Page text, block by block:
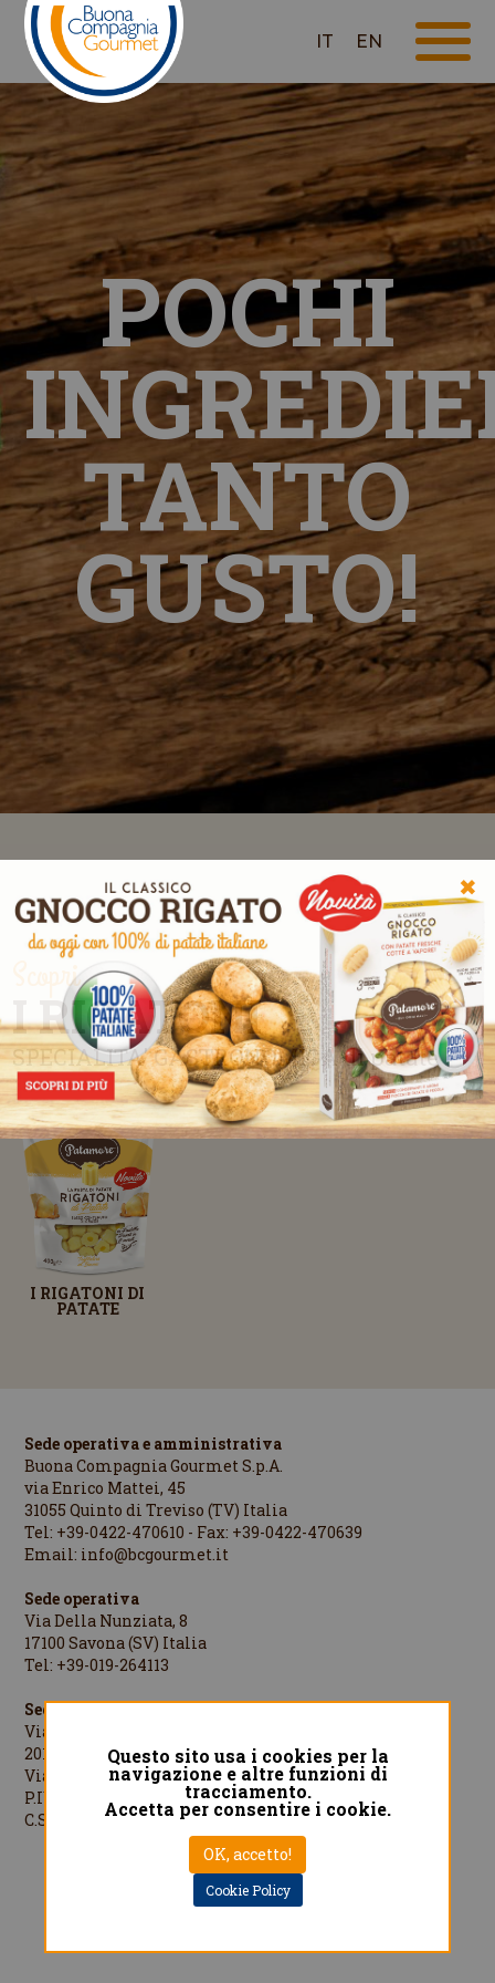
IT EN
✖
POCHI
TANTO
GUSTO!
Scopri
I RIGATONI
SPECIALITA' GASTRONOMICA di patate
I RIGATONI DI
PATATE
Sede operativa e amministrativa
Buona Compagnia Gourmet S.p.A.
via Enrico Mattei, 45
31055 Quinto di Treviso (TV) Italia
Tel: +39-0422-470610 - Fax: +39-0422-470639
Email: info@bcgourmet.it
Sede operativa
Via Della Nunziata, 8
17100 Savona (SV) Italia
Tel: +39-019-264113
Sede legale
Via Cesare Cantù, 1
20123 Milano (MI) Italia
Via Cesare Cantù, 1 - 20123 Milano Italia
P.IVA/C.F./R.I.MI: 08442060961
C.S.: €1.000.000,00 i.v.
Designed by QREACTIVE.COM
Privacy Policy
Questo sito usa i cookies per la
navigazione e altre funzioni di
tracciamento.
Accetta per consentire i cookie.
OK, accetto!
Cookie Policy